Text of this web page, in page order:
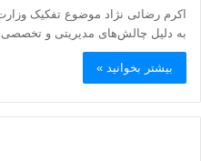
اکرم رضائی نژاد موضوع تفکیک
به دلیل چالش‌های مدیریتی و
بیشتر بخوانید »